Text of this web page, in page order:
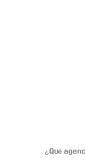
¿Qué